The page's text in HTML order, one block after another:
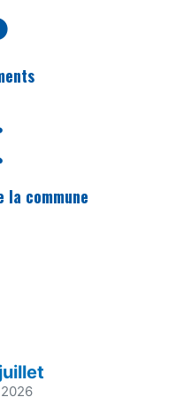
la commune